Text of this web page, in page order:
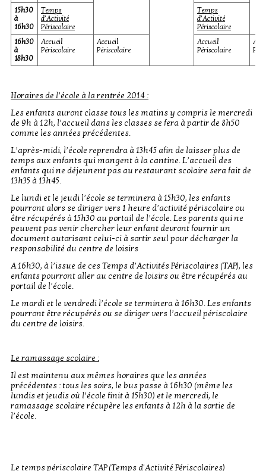
15h30
à
16h30
Temps
d’Activité
Périscolaire
Temps
d’Activité
Périscolaire
16h30
à
18h30
Accueil
Périscolaire
Accueil
Périscolaire
Accueil
Périscolaire
Horaires de l’école à la rentrée 2014 :
Les enfants auront classe tous les matins y compris le mercredi
de 9h à 12h, l’accueil dans les classes se fera à partir de 8h50
comme les années précédentes.
L’après-midi, l’école reprendra à 13h45 afin de laisser plus de
temps aux enfants qui mangent à la cantine. L’accueil des
enfants qui ne déjeunent pas au restaurant scolaire sera fait de
13h35 à 13h45.
Le lundi et le jeudi l’école se terminera à 15h30, les enfants
pourront alors se diriger vers 1 heure d’activité périscolaire ou
être récupérés à 15h30 au portail de l’école. Les parents qui ne
peuvent pas venir chercher leur enfant devront fournir un
document autorisant celui-ci à sortir seul pour décharger la
responsabilité du centre de loisirs
A 16h30, à l’issue de ces Temps d’Activités Périscolaires (TAP), les
enfants pourront aller au centre de loisirs ou être récupérés au
portail de l’école.
Le mardi et le vendredi l’école se terminera à 16h30. Les enfants
pourront être récupérés ou se diriger vers l’accueil périscolaire
du centre de loisirs.
Le ramassage scolaire :
Il est maintenu aux mêmes horaires que les années
précédentes : tous les soirs, le bus passe à 16h30 (même les
lundis et jeudis où l’école finit à 15h30) et le mercredi, le
ramassage scolaire récupère les enfants à 12h à la sortie de
l’école.
Le temps périscolaire TAP(Temps d'Activité Périscolaires)